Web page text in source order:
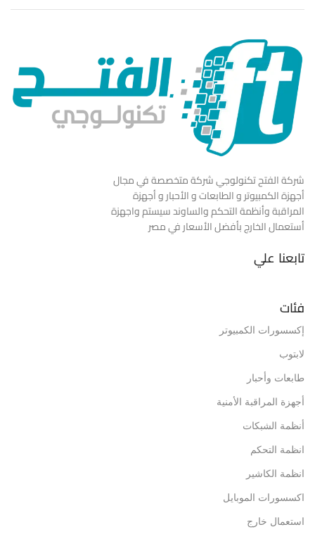
شركة الفتح تكنولوجي شركة متخصصة في مجال
أجهزة الكمبيوتر و الطابعات و الأحبار و أجهزة
المراقبة وأنظمة التحكم والساوند سيستم واجهزة
أستعمال الخارج بأفضل الأسعار في مصر
تابعنا علي
فئات
إكسسورات الكمبيوتر
لابتوب
طابعات وأحبار
أجهزة المراقبة الأمنية
أنظمة الشبكات
انظمة التحكم
انظمة الكاشير
اكسسورات الموبايل
استعمال خارج